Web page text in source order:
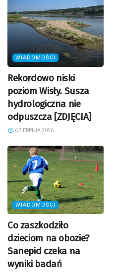
WIADOMOŚCI
Rekordowo niski
poziom Wisły. Susza
hydrologiczna nie
odpuszcza [ZDJĘCIA]
6 SIERPNIA 2026
WIADOMOŚCI
Co zaszkodziło
dzieciom na obozie?
Sanepid czeka na
wyniki badań